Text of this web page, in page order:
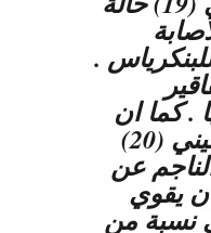
.
. كما ان
الانخفاض الياتروجيني (20)
عن
يقوي
نسبة من